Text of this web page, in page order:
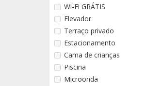
Wi-Fi GRÁTIS
Elevador
Terraço privado
Estacionamento
Cama de crianças
Piscina
Microonda